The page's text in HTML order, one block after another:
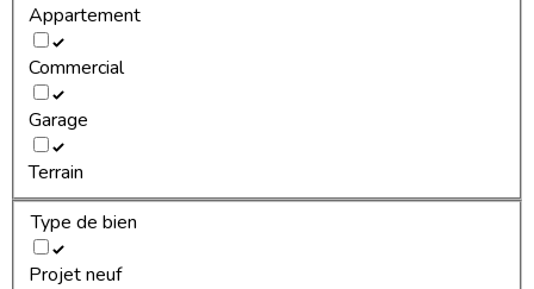
Appartement
Commercial
Garage
Terrain
Type de bien
Projet neuf